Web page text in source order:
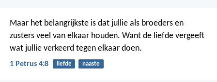
Maar het belangrijkste is dat jullie als broeders en
zusters veel van elkaar houden. Want de liefde vergeeft
wat jullie verkeerd tegen elkaar doen.
1 Petrus 4:8 liefde naaste